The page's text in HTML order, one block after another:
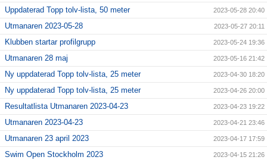
Uppdaterad Topp tolv-lista, 50 meter 2023-05-28 20:40
Utmanaren 2023-05-28 2023-05-27 20:11
Klubben startar profilgrupp 2023-05-24 19:36
Utmanaren 28 maj 2023-05-16 21:42
Ny uppdaterad Topp tolv-lista, 25 meter 2023-04-30 18:20
Ny uppdaterad Topp tolv-lista, 25 meter 2023-04-26 20:00
Resultatlista Utmanaren 2023-04-23 2023-04-23 19:22
Utmanaren 2023-04-23 2023-04-21 23:46
Utmanaren 23 april 2023 2023-04-17 17:59
Swim Open Stockholm 2023 2023-04-15 21:26